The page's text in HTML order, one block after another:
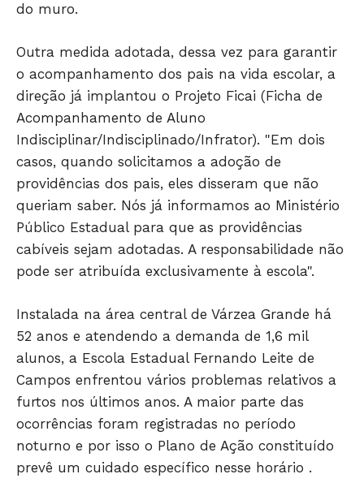
do muro.
Outra medida adotada, dessa vez para garantir
o acompanhamento dos pais na vida escolar, a
direção já implantou o Projeto Ficai (Ficha de
Acompanhamento de Aluno
Indisciplinar/Indisciplinado/Infrator). "Em dois
casos, quando solicitamos a adoção de
providências dos pais, eles disseram que não
queriam saber. Nós já informamos ao Ministério
Público Estadual para que as providências
cabíveis sejam adotadas. A responsabilidade não
pode ser atribuída exclusivamente à escola".
Instalada na área central de Várzea Grande há
52 anos e atendendo a demanda de 1,6 mil
alunos, a Escola Estadual Fernando Leite de
Campos enfrentou vários problemas relativos a
furtos nos últimos anos. A maior parte das
ocorrências foram registradas no período
noturno e por isso o Plano de Ação constituído
prevê um cuidado específico nesse horário .